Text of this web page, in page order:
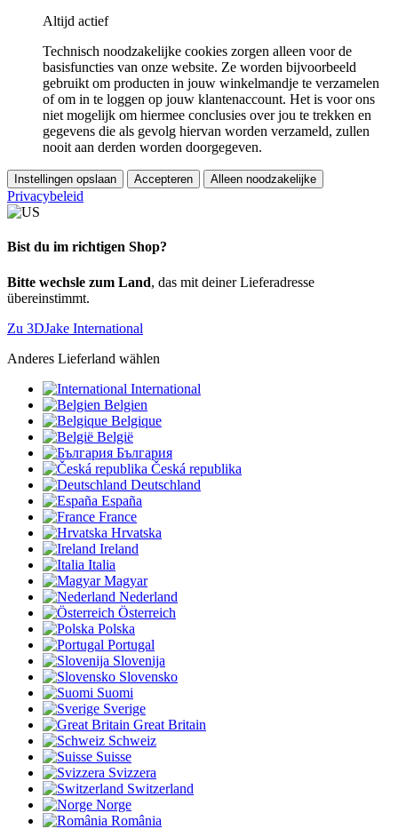
Altijd actief
Technisch noodzakelijke cookies zorgen alleen voor de
basisfuncties van onze website. Ze worden bijvoorbeeld
gebruikt om producten in jouw winkelmandje te verzamelen
of om in te loggen op jouw klantenaccount. Het is voor ons
niet mogelijk om hiermee conclusies over jou te trekken en
gegevens die als gevolg hiervan worden verzameld, zullen
nooit aan derden worden doorgegeven.
Instellingen opslaan Accepteren Alleen noodzakelijke
Privacybeleid
Bist du im richtigen Shop?
Bitte wechsle zum Land, das mit deiner Lieferadresse
übereinstimmt.
Zu 3DJake International
Anderes Lieferland wählen
International
Belgien
Belgique
België
България
Česká republika
Deutschland
España
France
Hrvatska
Ireland
Italia
Magyar
Nederland
Österreich
Polska
Portugal
Slovenija
Slovensko
Suomi
Sverige
Great Britain
Schweiz
Suisse
Svizzera
Switzerland
Norge
România